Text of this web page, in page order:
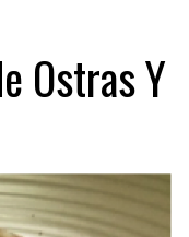
Ostras Y